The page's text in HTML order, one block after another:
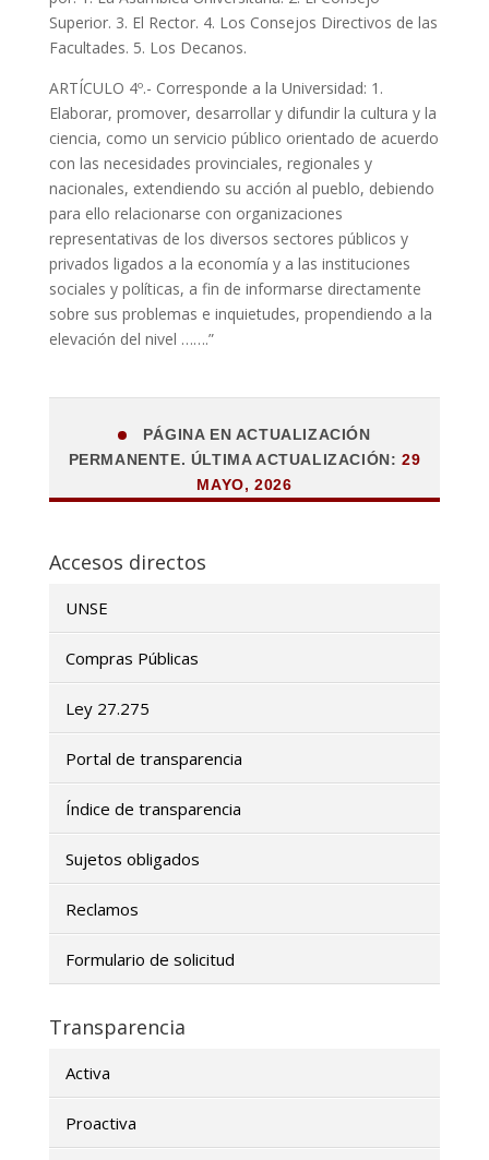
Superior. 3. El Rector. 4. Los Consejos Directivos de las
Facultades. 5. Los Decanos.
ARTÍCULO 4º.- Corresponde a la Universidad: 1.
Elaborar, promover, desarrollar y difundir la cultura y la
ciencia, como un servicio público orientado de acuerdo
con las necesidades provinciales, regionales y
nacionales, extendiendo su acción al pueblo, debiendo
para ello relacionarse con organizaciones
representativas de los diversos sectores públicos y
privados ligados a la economía y a las instituciones
sociales y políticas, a fin de informarse directamente
sobre sus problemas e inquietudes, propendiendo a la
elevación del nivel …….”
PÁGINA EN ACTUALIZACIÓN
PERMANENTE. ÚLTIMA ACTUALIZACIÓN:29
MAYO, 2026
Accesos directos
UNSE
Compras Públicas
Ley 27.275
Portal de transparencia
Índice de transparencia
Sujetos obligados
Reclamos
Formulario de solicitud
Transparencia
Activa
Proactiva